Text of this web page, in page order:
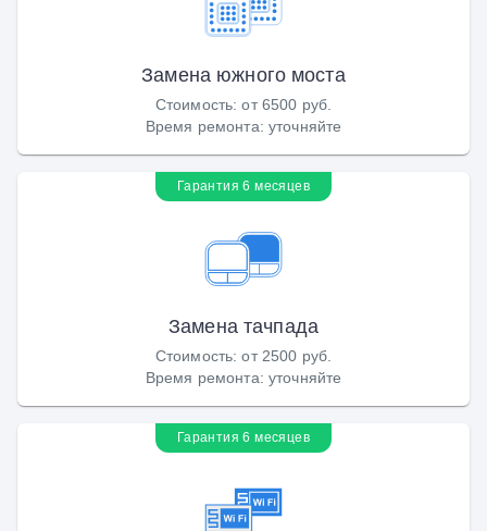
Замена южного моста
Стоимость:от 6500 руб.
Время ремонта: уточняйте
Гарантия 6 месяцев
Замена тачпада
Стоимость:от 2500 руб.
Время ремонта: уточняйте
Гарантия 6 месяцев